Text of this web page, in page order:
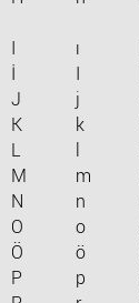
I ı
İ
I
J
j
K
k
L
l
M
m
N
n
O
o
Ö
ö
P
p